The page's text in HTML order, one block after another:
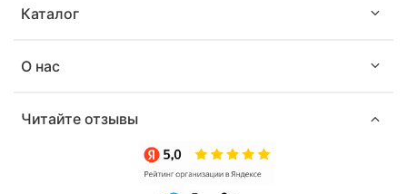
Каталог
О нас
Читайте отзывы